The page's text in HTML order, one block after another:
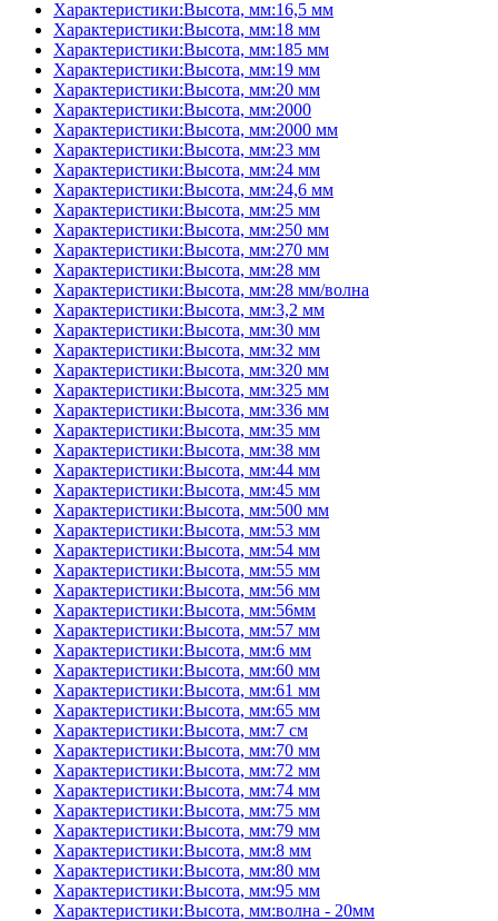
Характеристики:Высота, мм:16,5 мм
Характеристики:Высота, мм:18 мм
Характеристики:Высота, мм:185 мм
Характеристики:Высота, мм:19 мм
Характеристики:Высота, мм:20 мм
Характеристики:Высота, мм:2000
Характеристики:Высота, мм:2000 мм
Характеристики:Высота, мм:23 мм
Характеристики:Высота, мм:24 мм
Характеристики:Высота, мм:24,6 мм
Характеристики:Высота, мм:25 мм
Характеристики:Высота, мм:250 мм
Характеристики:Высота, мм:270 мм
Характеристики:Высота, мм:28 мм
Характеристики:Высота, мм:28 мм/волна
Характеристики:Высота, мм:3,2 мм
Характеристики:Высота, мм:30 мм
Характеристики:Высота, мм:32 мм
Характеристики:Высота, мм:320 мм
Характеристики:Высота, мм:325 мм
Характеристики:Высота, мм:336 мм
Характеристики:Высота, мм:35 мм
Характеристики:Высота, мм:38 мм
Характеристики:Высота, мм:44 мм
Характеристики:Высота, мм:45 мм
Характеристики:Высота, мм:500 мм
Характеристики:Высота, мм:53 мм
Характеристики:Высота, мм:54 мм
Характеристики:Высота, мм:55 мм
Характеристики:Высота, мм:56 мм
Характеристики:Высота, мм:56мм
Характеристики:Высота, мм:57 мм
Характеристики:Высота, мм:6 мм
Характеристики:Высота, мм:60 мм
Характеристики:Высота, мм:61 мм
Характеристики:Высота, мм:65 мм
Характеристики:Высота, мм:7 см
Характеристики:Высота, мм:70 мм
Характеристики:Высота, мм:72 мм
Характеристики:Высота, мм:74 мм
Характеристики:Высота, мм:75 мм
Характеристики:Высота, мм:79 мм
Характеристики:Высота, мм:8 мм
Характеристики:Высота, мм:80 мм
Характеристики:Высота, мм:95 мм
Характеристики:Высота, мм:волна - 20мм